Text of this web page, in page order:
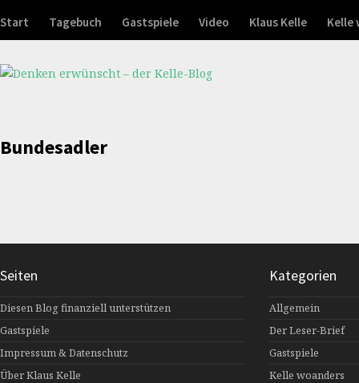
Start Tagebuch Gastspiele Video Klaus Kelle Kelle
Bundesadler
Seiten
Diesen Blog finanziell unterstützen
Gastspiele
Impressum & Datenschutz
Über Klaus Kelle
Kategorien
Allgemein
Der Leser-Brief
Gastspiele
Kelle woanders